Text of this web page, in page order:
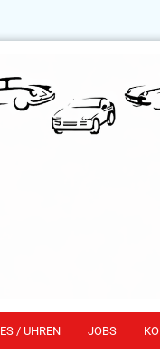
/ UHREN JOBS